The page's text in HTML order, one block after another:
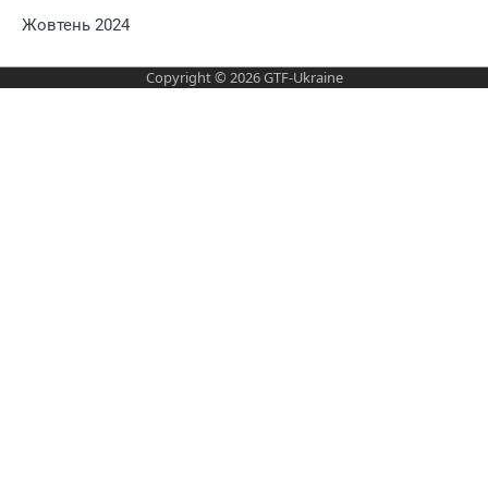
Жовтень 2024
Copyright © 2026GTF-Ukraine